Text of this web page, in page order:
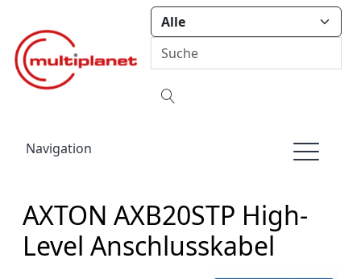
Navigation
AXTON AXB20STP High-
Level Anschlusskabel